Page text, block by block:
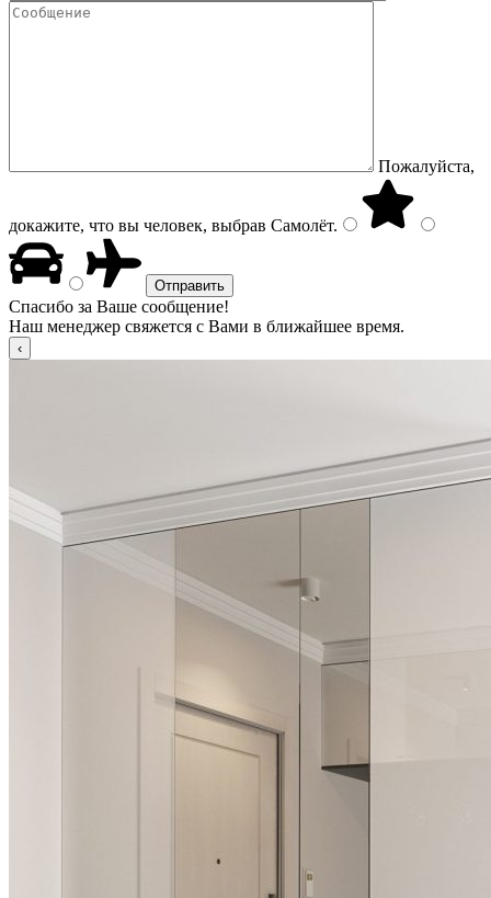
Пожалуйста,
докажите, что вы человек, выбрав Самолёт.
Спасибо за Ваше сообщение!
Наш менеджер свяжется с Вами в ближайшее время.